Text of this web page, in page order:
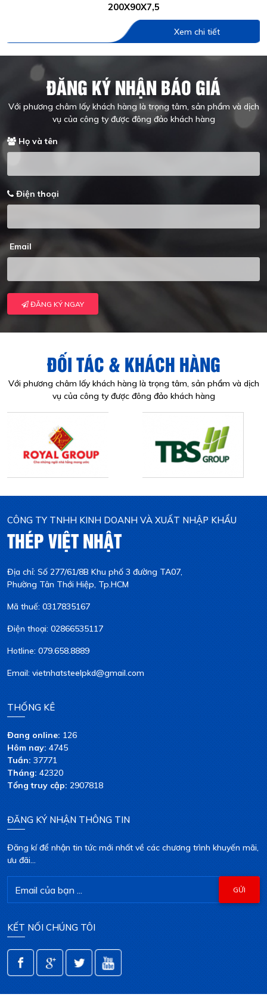
200X90X7,5
Xem chi tiết
ĐĂNG KÝ NHẬN BÁO GIÁ
Với phương châm lấy khách hàng là trọng tâm, sản phẩm và dịch
vụ của công ty được đông đảo khách hàng
Họ và tên
Điện thoại
Email
ĐĂNG KÝ NGAY
ĐỐI TÁC & KHÁCH HÀNG
Với phương châm lấy khách hàng là trọng tâm, sản phẩm và dịch
vụ của công ty được đông đảo khách hàng
CÔNG TY TNHH KINH DOANH VÀ XUẤT NHẬP KHẨU
THÉP VIỆT NHẬT
Địa chỉ: Số 277/61/8B Khu phố 3 đường TA07,
Phường Tân Thới Hiệp, Tp.HCM
Mã thuế: 0317835167
Điện thoại: 02866535117
Hotline: 079.658.8889
Email: vietnhatsteelpkd@gmail.com
THỐNG KÊ
Đang online:126
Hôm nay:4745
Tuần:37771
Tháng:42320
Tổng truy cập:2907818
ĐĂNG KÝ NHẬN THÔNG TIN
Đăng kí để nhận tin tức mới nhất về các chương trình khuyến mãi,
ưu đãi...
KẾT NỐI CHÚNG TÔI